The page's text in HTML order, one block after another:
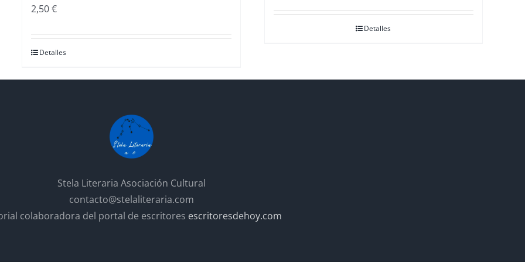
2,50€
Detalles
con
3.00de
Detalles
Stela Literaria Asociación Cultural
contacto@stelaliteraria.com
colaboradora del portal de escritores escritoresdehoy.com